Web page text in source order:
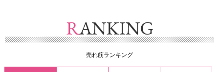
売れ筋ランキング